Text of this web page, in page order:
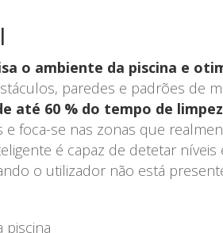
o ambiente da piscina e
paredes e padrões de
até 60 % do tempo de
foca-se nas zonas que
é capaz de detetar
o utilizador não está